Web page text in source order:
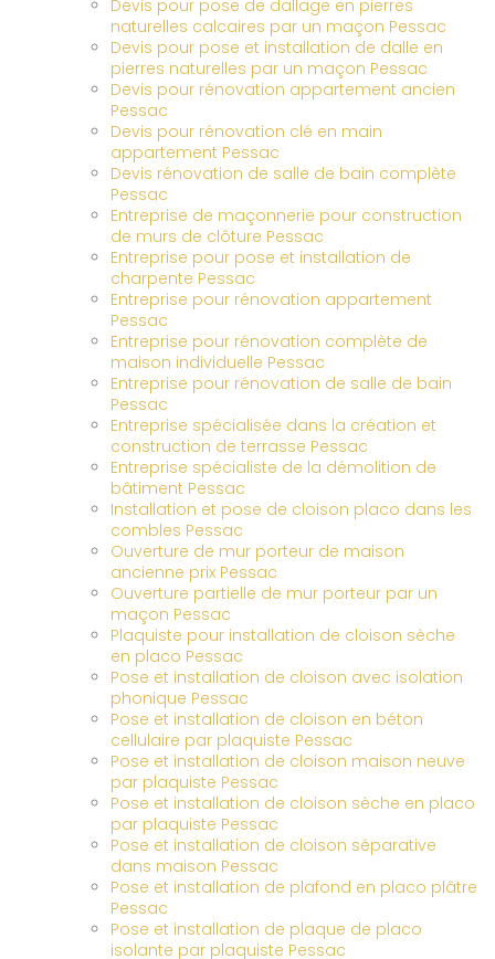
Devis pour pose de dallage en pierres
naturelles calcaires par un maçon Pessac
Devis pour pose et installation de dalle en
pierres naturelles par un maçon Pessac
Devis pour rénovation appartement ancien
Pessac
Devis pour rénovation clé en main
appartement Pessac
Devis rénovation de salle de bain complète
Pessac
Entreprise de maçonnerie pour construction
de murs de clôture Pessac
Entreprise pour pose et installation de
charpente Pessac
Entreprise pour rénovation appartement
Pessac
Entreprise pour rénovation complète de
maison individuelle Pessac
Entreprise pour rénovation de salle de bain
Pessac
Entreprise spécialisée dans la création et
construction de terrasse Pessac
Entreprise spécialiste de la démolition de
bâtiment Pessac
Installation et pose de cloison placo dans les
combles Pessac
Ouverture de mur porteur de maison
ancienne prix Pessac
Ouverture partielle de mur porteur par un
maçon Pessac
Plaquiste pour installation de cloison sèche
en placo Pessac
Pose et installation de cloison avec isolation
phonique Pessac
Pose et installation de cloison en béton
cellulaire par plaquiste Pessac
Pose et installation de cloison maison neuve
par plaquiste Pessac
Pose et installation de cloison sèche en placo
par plaquiste Pessac
Pose et installation de cloison séparative
dans maison Pessac
Pose et installation de plafond en placo plâtre
Pessac
Pose et installation de plaque de placo
isolante par plaquiste Pessac